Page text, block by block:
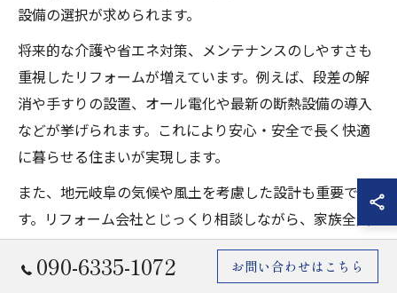
設備の選択が求められます。
将来的な介護や省エネ対策、メンテナンスのしやすさも
重視したリフォームが増えています。例えば、段差の解
消や手すりの設置、オール電化や最新の断熱設備の導入
などが挙げられます。これにより安心・安全で長く快適
に暮らせる住まいが実現します。
また、地元岐阜の気候や風土を考慮した設計も重要で
す。リフォーム会社とじっくり相談しながら、家族全員
が将来にわたり快適に暮らせる空間づくりを目指しまし
ょう。
090-6335-1072 お問い合わせはこちら